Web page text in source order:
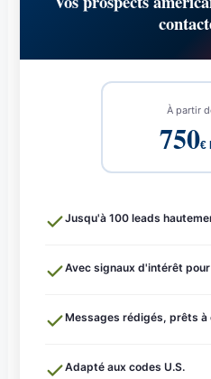
À partir
750€
Jusqu'à 100 leads
Avec signaux d'intérêt
Messages rédigés, prêts à
Adapté aux codes U.S.